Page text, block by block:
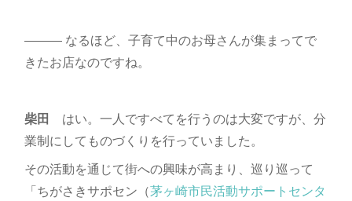
――― なるほど、子育て中のお母さんが集まってで
きたお店なのですね。
柴田 はい。一人ですべてを行うのは大変ですが、分
業制にしてものづくりを行っていました。
その活動を通じて街への興味が高まり、巡り巡って
「ちがさきサポセン（茅ヶ崎市民活動サポートセンタ